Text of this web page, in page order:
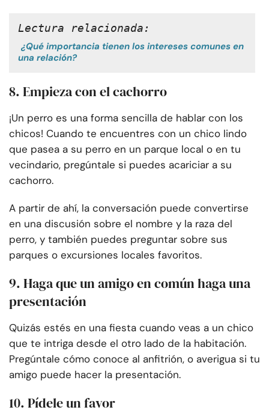
Lectura relacionada:
¿Qué importancia tienen los intereses comunes en
una relación?
8. Empieza con el cachorro
¡Un perro es una forma sencilla de hablar con los
chicos! Cuando te encuentres con un chico lindo
que pasea a su perro en un parque local o en tu
vecindario, pregúntale si puedes acariciar a su
cachorro.
A partir de ahí, la conversación puede convertirse
en una discusión sobre el nombre y la raza del
perro, y también puedes preguntar sobre sus
parques o excursiones locales favoritos.
9. Haga que un amigo en común haga una
presentación
Quizás estés en una fiesta cuando veas a un chico
que te intriga desde el otro lado de la habitación.
Pregúntale cómo conoce al anfitrión, o averigua si tu
amigo puede hacer la presentación.
10. Pídele un favor